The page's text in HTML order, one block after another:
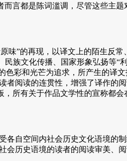
言都是陈词滥调，尽管这些主题
”的再现，以译文上的陌生反常
族文化传播、国家形象弘扬等“
色彩和光芒为追求，所产生的译
者阅读的连贯性，增强了译作的
所有关于作品文学性的宣称都会
自空间内社会历史文化语境的
会历史语境的读者的阅读审美、